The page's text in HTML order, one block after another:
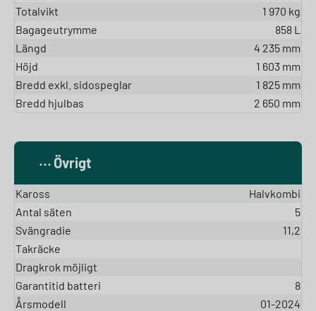
Totalvikt
1 970 kg
Bagageutrymme
858 L
Längd
4 235 mm
Höjd
1 603 mm
Bredd exkl. sidospeglar
1 825 mm
Bredd hjulbas
2 650 mm
Övrigt
Kaross
Halvkombi
Antal säten
5
Svängradie
11,2
Takräcke
Dragkrok möjligt
Garantitid batteri
8
Årsmodell
01-2024